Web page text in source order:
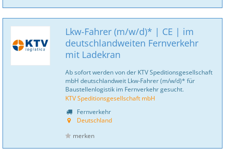
Lkw-Fahrer (m/w/d)* | CE | im
deutschlandweiten Fernverkehr
mit Ladekran
Ab sofort werden von der KTV Speditionsgesellschaft
mbH deutschlandweit Lkw-Fahrer (m/w/d)* für
Baustellenlogistik im Fernverkehr gesucht.
KTV Speditionsgesellschaft mbH
Fernverkehr
Deutschland
merken